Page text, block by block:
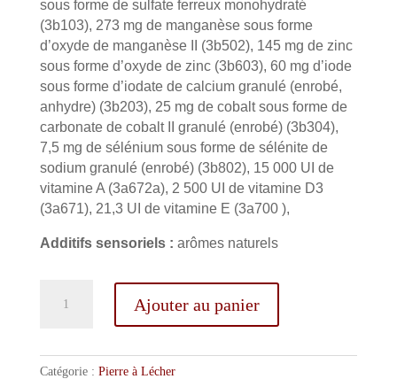
sous forme de sulfate ferreux monohydraté
(3b103), 273 mg de manganèse sous forme
d’oxyde de manganèse II (3b502), 145 mg de zinc
sous forme d’oxyde de zinc (3b603), 60 mg d’iode
sous forme d’iodate de calcium granulé (enrobé,
anhydre) (3b203), 25 mg de cobalt sous forme de
carbonate de cobalt II granulé (enrobé) (3b304),
7,5 mg de sélénium sous forme de sélénite de
sodium granulé (enrobé) (3b802), 15 000 UI de
vitamine A (3a672a), 2 500 UI de vitamine D3
(3a671), 21,3 UI de vitamine E (3a700 ),
Additifs sensoriels : arômes naturels
3Kg
Ajouter au panier
Catégorie : Pierre à Lécher